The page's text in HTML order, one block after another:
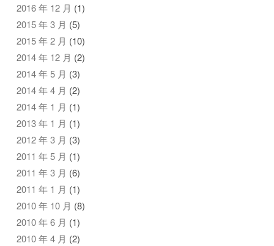
2016 年 12 月 (1)
2015 年 3 月 (5)
2015 年 2 月 (10)
2014 年 12 月 (2)
2014 年 5 月 (3)
2014 年 4 月 (2)
2014 年 1 月 (1)
2013 年 1 月 (1)
2012 年 3 月 (3)
2011 年 5 月 (1)
2011 年 3 月 (6)
2011 年 1 月 (1)
2010 年 10 月 (8)
2010 年 6 月 (1)
2010 年 4 月 (2)